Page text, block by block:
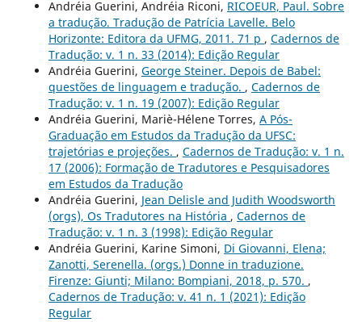
Andréia Guerini, Andréia Riconi, RICOEUR, Paul. Sobre
a tradução. Tradução de Patrícia Lavelle. Belo
Horizonte: Editora da UFMG, 2011. 71 p , Cadernos de
Tradução: v. 1 n. 33 (2014): Edição Regular
Andréia Guerini, George Steiner. Depois de Babel:
questões de linguagem e tradução. , Cadernos de
Tradução: v. 1 n. 19 (2007): Edição Regular
Andréia Guerini, Mariè-Hélene Torres, A Pós-
Graduação em Estudos da Tradução da UFSC:
trajetórias e projeções. , Cadernos de Tradução: v. 1 n.
17 (2006): Formação de Tradutores e Pesquisadores
em Estudos da Tradução
Andréia Guerini, Jean Delisle and Judith Woodsworth
(orgs), Os Tradutores na História , Cadernos de
Tradução: v. 1 n. 3 (1998): Edição Regular
Andréia Guerini, Karine Simoni, Di Giovanni, Elena;
Zanotti, Serenella. (orgs.) Donne in traduzione.
Firenze: Giunti; Milano: Bompiani, 2018, p. 570. ,
Cadernos de Tradução: v. 41 n. 1 (2021): Edição
Regular